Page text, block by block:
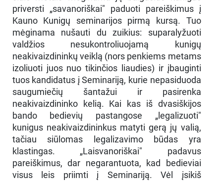
priversti „savanoriškai" paduoti pareiškimus į
Kauno Kunigų seminarijos pirmą kursą. Tuo
mėginama nušauti du zuikius: suparalyžuoti
valdžios nesukontroliuojamą kunigų
neakivaizdininkų veiklą (nors penkiems metams
izoliuoti juos nuo tikinčios liaudies) ir įbauginti
tuos kandidatus į Seminariją, kurie nepasiduoda
saugumiečių šantažui ir pasirenka
neakivaizdininko kelią. Kai kas iš dvasiškijos
bando bedievių pastangose „legalizuoti"
kunigus neakivaizdininkus matyti gerą jų valią,
tačiau siūlomas legalizavimo būdas yra
klastingas. „Laisvanoriškai" padavus
pareiškimus, dar negarantuota, kad bedieviai
visus leis priimti į Seminariją. Vėl įsikiš